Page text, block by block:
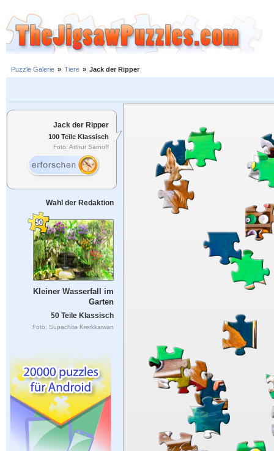
Puzzle Galerie » Tiere » Jack der Ripper
Jack der Ripper
100 Teile Klassisch
Foto: Arthur Sarnoff
Wahl der Redaktion
Kleiner Wasserfall im
Garten
50 Teile Klassisch
Foto: Supachita Krerkkaiwan